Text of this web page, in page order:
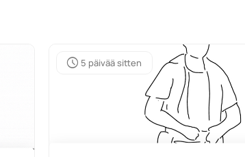
schedule 5 päivää sitten